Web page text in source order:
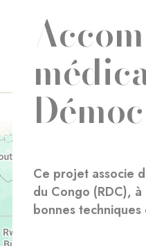
Ce projet associe
du Congo (RDC),
bonnes